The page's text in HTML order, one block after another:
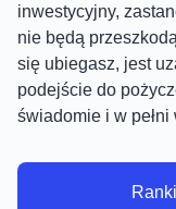
inwestycyjny,
nie będą
się ubiegasz, jest
podejście do
świadomie i w pełni